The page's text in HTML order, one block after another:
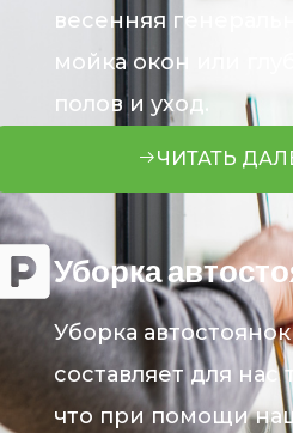
весенняя
мойка окон или
полов и уход.
ЧИТАТЬ
Уборка
Уборка
составляет для нас
что при помощи